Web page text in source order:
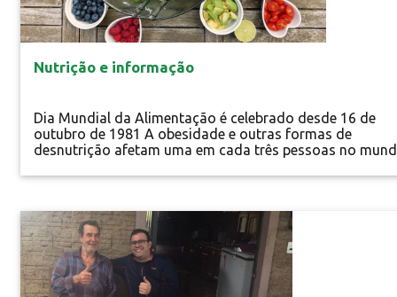
Nutrição e informação
Dia Mundial da Alimentação é celebrado desde 16 de
outubro de 1981 A obesidade e outras formas de
desnutrição afetam uma em cada três pessoas no
se tornará uma em duas, informa a FAO (Organização
Desperdício, perda de...
Especial